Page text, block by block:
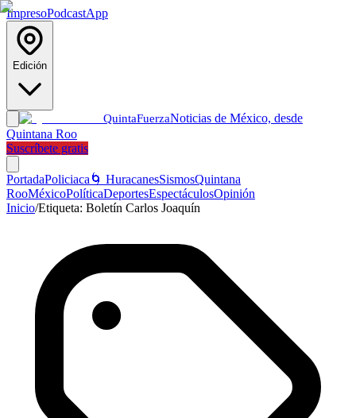
ImpresoPodcastApp
Edición
QuintaFuerzaNoticias de México, desde
Quintana Roo
Suscríbete gratis
PortadaPoliciaca 🌀 HuracanesSismosQuintana
RooMéxicoPolíticaDeportesEspectáculosOpinión
Inicio/Etiqueta: Boletín Carlos Joaquín